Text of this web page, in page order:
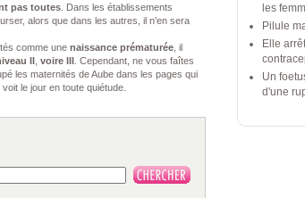
pas toutes . Dans les établissements
alors que dans les autres, il n’en sera
comme une naissance prématurée , il
II voire III . Cependant, ne vous faîtes
les maternités de Aube dans les pages qui
le jour en toute quiétude.
les
Pilule
Elle
Un
d'une